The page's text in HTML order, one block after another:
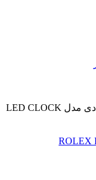
ساعت رومیزی ال ای دی مدل LED CLOCK